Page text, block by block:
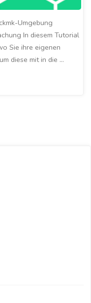
Umgebung
In diesem Tutorial
Sie ihre eigenen
diese mit in die …